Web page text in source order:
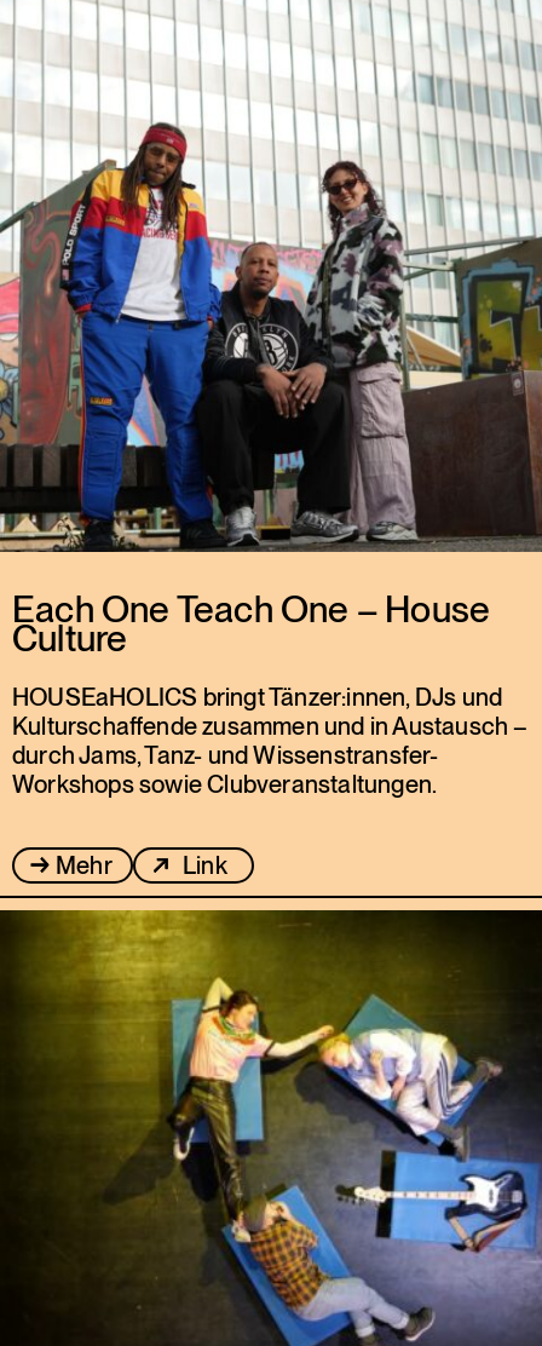
Each One Teach One – House
Culture
HOUSEaHOLICS bringt Tänzer:innen, DJs und
Kulturschaffende zusammen und in Austausch –
durch Jams, Tanz- und Wissenstransfer-
Workshops sowie Clubveranstaltungen.
Mehr Link